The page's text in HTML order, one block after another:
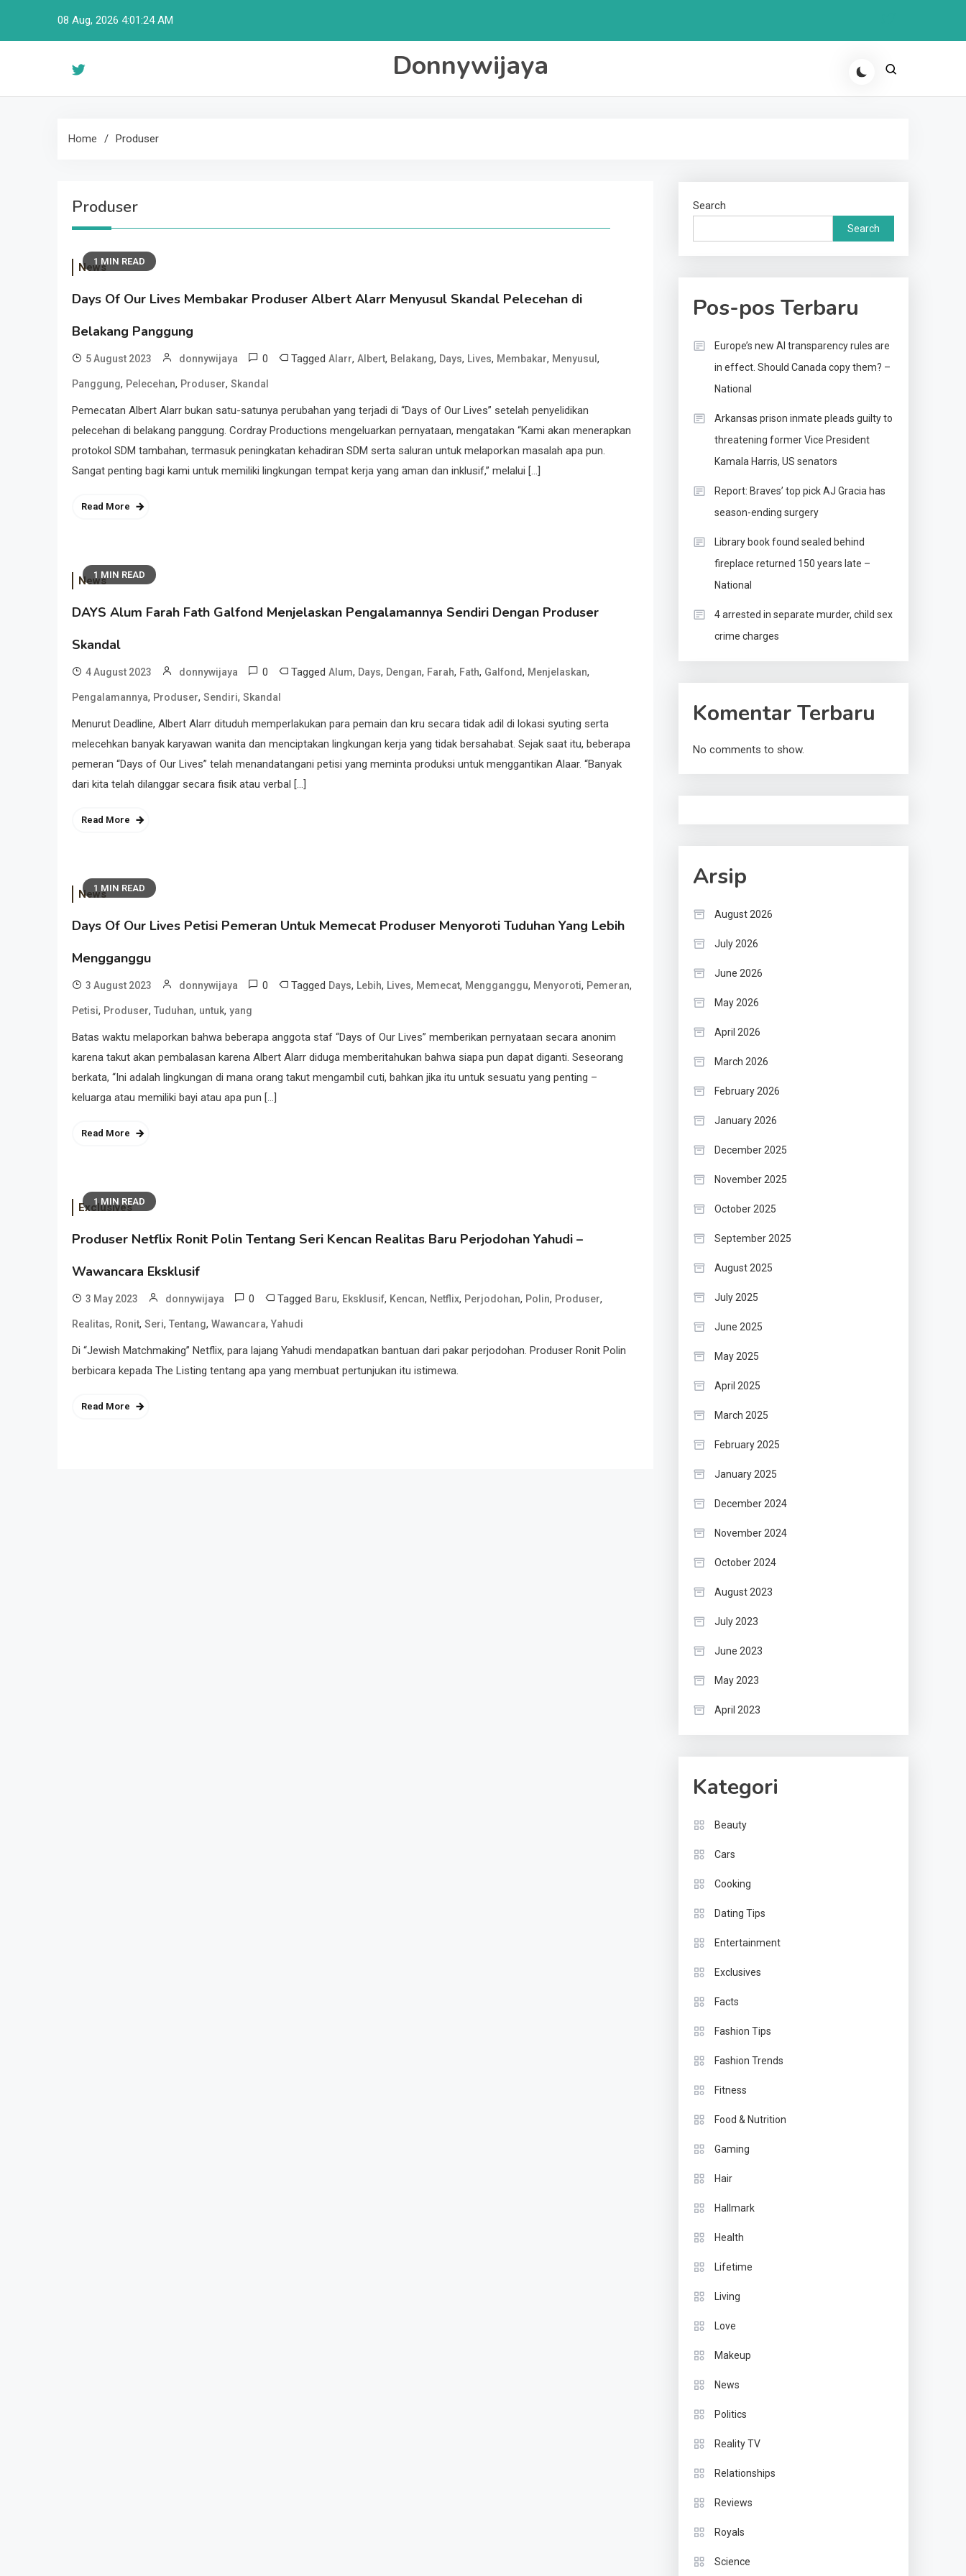
08 Aug, 2026 4:01:24 AM
Donnywijaya
Home Produser
Produser
1 MIN READ
News
Days Of Our Lives Membakar Produser Albert Alarr Menyusul Skandal Pelecehan di
Belakang Panggung
5 August 2023 donnywijaya 0 Tagged Alarr, Albert, Belakang, Days, Lives, Membakar, Menyusul ,
Panggung, Pelecehan, Produser, Skandal
Pemecatan Albert Alarr bukan satu-satunya perubahan yang terjadi di “Days of Our Lives” setelah penyelidikan
pelecehan di belakang panggung. Cordray Productions mengeluarkan pernyataan, mengatakan “Kami akan menerapkan
protokol SDM tambahan, termasuk peningkatan kehadiran SDM serta saluran untuk melaporkan masalah apa pun.
Sangat penting bagi kami untuk memiliki lingkungan tempat kerja yang aman dan inklusif,” melalui […]
Read More
1 MIN READ
News
DAYS Alum Farah Fath Galfond Menjelaskan Pengalamannya Sendiri Dengan Produser
Skandal
4 August 2023 donnywijaya 0 Tagged Alum, Days, Dengan, Farah, Fath, Galfond, Menjelaskan,
Pengalamannya, Produser, Sendiri, Skandal
Menurut Deadline, Albert Alarr dituduh memperlakukan para pemain dan kru secara tidak adil di lokasi syuting serta
melecehkan banyak karyawan wanita dan menciptakan lingkungan kerja yang tidak bersahabat. Sejak saat itu, beberapa
pemeran “Days of Our Lives” telah menandatangani petisi yang meminta produksi untuk menggantikan Alaar. “Banyak
dari kita telah dilanggar secara fisik atau verbal […]
Read More
1 MIN READ
News
Days Of Our Lives Petisi Pemeran Untuk Memecat Produser Menyoroti Tuduhan Yang Lebih
Mengganggu
3 August 2023 donnywijaya 0 Tagged Days, Lebih, Lives, Memecat, Mengganggu, Menyoroti, Pemeran,
Petisi, Produser, Tuduhan, untuk, yang
Batas waktu melaporkan bahwa beberapa anggota staf “Days of Our Lives” memberikan pernyataan secara anonim
karena takut akan pembalasan karena Albert Alarr diduga memberitahukan bahwa siapa pun dapat diganti. Seseorang
berkata, “Ini adalah lingkungan di mana orang takut mengambil cuti, bahkan jika itu untuk sesuatu yang penting –
keluarga atau memiliki bayi atau apa pun […]
Read More
1 MIN READ
Exclusives
Produser Netflix Ronit Polin Tentang Seri Kencan Realitas Baru Perjodohan Yahudi –
Wawancara Eksklusif
3 May 2023 donnywijaya 0 Tagged Baru, Eksklusif, Kencan, Netflix, Perjodohan, Polin, Produser,
Realitas, Ronit, Seri, Tentang, Wawancara, Yahudi
Di “Jewish Matchmaking” Netflix, para lajang Yahudi mendapatkan bantuan dari pakar perjodohan. Produser Ronit Polin
berbicara kepada The Listing tentang apa yang membuat pertunjukan itu istimewa.
Read More
Search
Search
Pos-pos Terbaru
Europe’s new AI transparency rules are
in effect. Should Canada copy them? –
National
Arkansas prison inmate pleads guilty to
threatening former Vice President
Kamala Harris, US senators
Report: Braves’ top pick AJ Gracia has
season-ending surgery
Library book found sealed behind
fireplace returned 150 years late –
National
4 arrested in separate murder, child sex
crime charges
Komentar Terbaru
No comments to show.
Arsip
August 2026
July 2026
June 2026
May 2026
April 2026
March 2026
February 2026
January 2026
December 2025
November 2025
October 2025
September 2025
August 2025
July 2025
June 2025
May 2025
April 2025
March 2025
February 2025
January 2025
December 2024
November 2024
October 2024
August 2023
July 2023
June 2023
May 2023
April 2023
Kategori
Beauty
Cars
Cooking
Dating Tips
Entertainment
Exclusives
Facts
Fashion Tips
Fashion Trends
Fitness
Food & Nutrition
Gaming
Hair
Hallmark
Health
Lifetime
Living
Love
Makeup
News
Politics
Reality TV
Relationships
Reviews
Royals
Science